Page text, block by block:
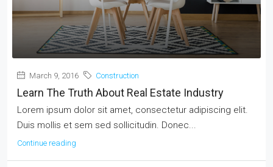
March 9, 2016 Construction
Learn The Truth About Real Estate Industry
Lorem ipsum dolor sit amet, consectetur adipiscing elit.
Duis mollis et sem sed sollicitudin. Donec...
Continue reading